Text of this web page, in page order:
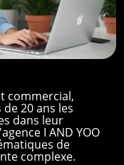
commercial,
20 ans les
dans leur
I AND YOO
de
complexe.